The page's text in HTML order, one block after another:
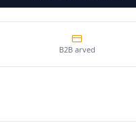
B2B arved